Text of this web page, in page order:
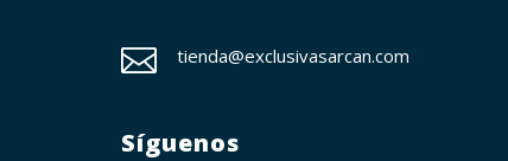
 tienda@exclusivasarcan.com
Síguenos